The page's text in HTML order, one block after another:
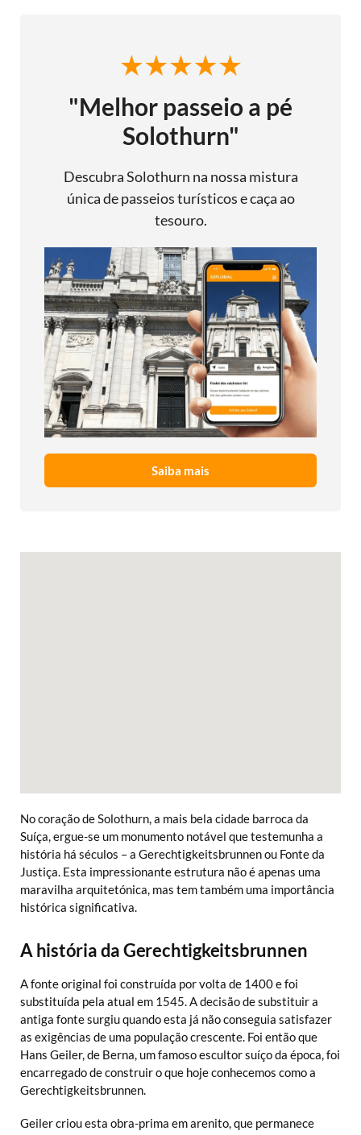
No coração de Solothurn, a mais bela cidade barroca da
Suíça, ergue-se um monumento notável que testemunha a
história há séculos – a Gerechtigkeitsbrunnen ou Fonte da
Justiça. Esta impressionante estrutura não é apenas uma
maravilha arquitetónica, mas tem também uma importância
histórica significativa.
A história da Gerechtigkeitsbrunnen
A fonte original foi construída por volta de 1400 e foi
substituída pela atual em 1545. A decisão de substituir a
antiga fonte surgiu quando esta já não conseguia satisfazer
as exigências de uma população crescente. Foi então que
Hans Geiler, de Berna, um famoso escultor suíço da época, foi
encarregado de construir o que hoje conhecemos como a
Gerechtigkeitsbrunnen.
Geiler criou esta obra-prima em arenito, que permanece
"Melhor passeio a pé
Solothurn"
Descubra Solothurn na nossa mistura
única de passeios turísticos e caça ao
tesouro.
Saiba mais